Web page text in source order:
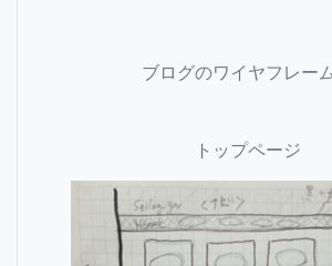
ブログのワイヤフレー
トップページ